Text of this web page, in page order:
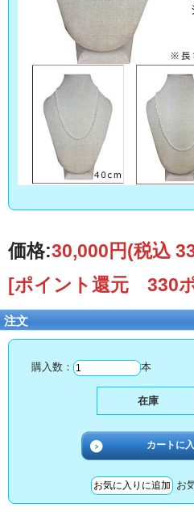
価格:30,000円(税込
[ポイント還元 330
注文
購入数： 本
在庫
お